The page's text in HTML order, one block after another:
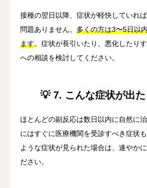
接種の翌日以降、症状が軽快していれ
問題ありません。 多くの方は3〜5日以
ます。症状が長引いたり、悪化したり
への相談を検討してください。
💡 7. こんな症状が出
ほとんどの副反応は数日以内に自然に
にはすぐに医療機関を受診すべき症状
ような症状が見られた場合は、速やか
ださい。